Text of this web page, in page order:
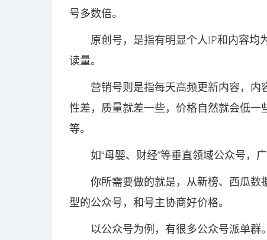
号多数倍。
原创号，是指有明显个人IP和内容均
读量。
营销号则是指每天高频更新内容，内
性差，质量就差一些，价格自然就会低
等。
如“母婴、财经”等垂直领域公众号，广
你所需要做的就是，从新榜、西瓜数
型的公众号，和号主协商好价格。
以公众号为例，有很多公众号派单群